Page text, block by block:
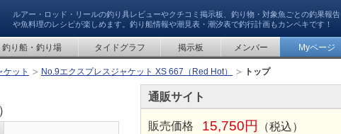
ルアー・ロッド・リールの釣り具レビューやクチコミ掲示板、釣り物・対象魚ごとの釣果報告
や魚料理のレシピが楽しめます。釣り船情報や潮見表・潮汐表で釣行計画もカンペキです！
釣り船・釣り場 タイドグラフ 掲示板 メンバー Myページ
ケット No.9エクスプレスジャケット XS 667（Red Hot） トップ
通販サイト
販売価格 15,750円 （税込）